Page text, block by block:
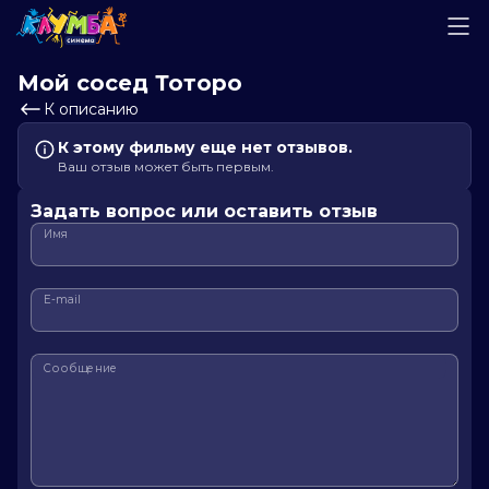
Мой сосед Тоторо
К описанию
К этому фильму еще нет отзывов.
Ваш отзыв может быть первым.
Задать вопрос или оставить отзыв
Имя
E-mail
Сообщение